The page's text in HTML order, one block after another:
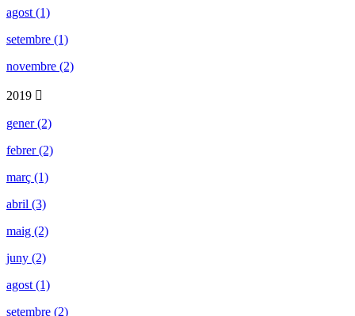
agost (1)
setembre (1)
novembre (2)
2019
gener (2)
febrer (2)
març (1)
abril (3)
maig (2)
juny (2)
agost (1)
setembre (2)